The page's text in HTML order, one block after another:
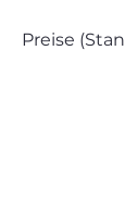
Preise